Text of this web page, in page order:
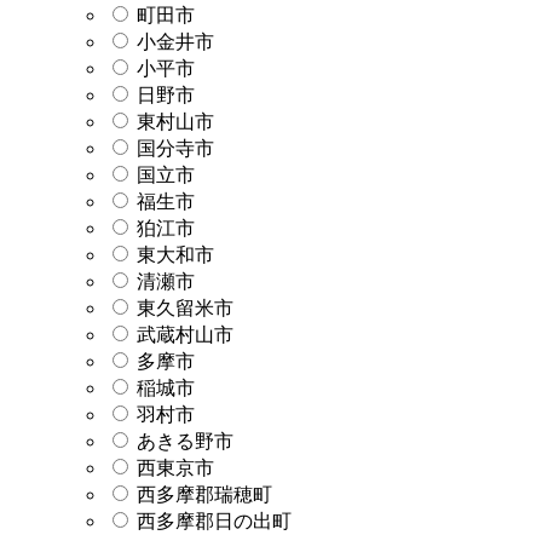
町田市
小金井市
小平市
日野市
東村山市
国分寺市
国立市
福生市
狛江市
東大和市
清瀬市
東久留米市
武蔵村山市
多摩市
稲城市
羽村市
あきる野市
西東京市
西多摩郡瑞穂町
西多摩郡日の出町